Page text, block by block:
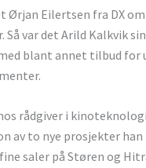
Ørjan Eilertsen fra DX
var det Arild Kalkvik
blant annet tilbud
rådgiver i
av to nye prosjekter
saler på Støren og